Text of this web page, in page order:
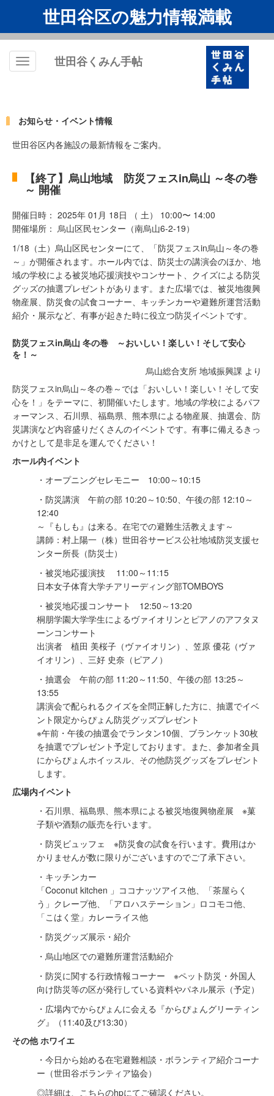
世田谷区の魅力情報満載
Toggle
世田谷くみん手帖
お知らせ・イベント情報
世田谷区内各施設の最新情報をご案内。
【終了】烏山地域 防災フェスin烏山 ～冬の巻
～ 開催
開催日時： 2025年 01月 18日 （ 土） 10:00〜 14:00
開催場所： 烏山区民センター（南烏山6-2-19）
1/18（土）烏山区民センターにて、「防災フェスin烏山～冬の巻
～」が開催されます。ホール内では、防災士の講演会のほか、地
域の学校による被災地応援演技やコンサート、クイズによる防災
グッズの抽選プレゼントがあります。また広場では、被災地復興
物産展、防災食の試食コーナー、キッチンカーや避難所運営活動
紹介・展示など、有事が起きた時に役立つ防災イベントです。
防災フェスin烏山 冬の巻 ～おいしい！楽しい！そして安心
を！～
烏山総合支所 地域振興課 より
防災フェスin烏山～冬の巻～では「おいしい！楽しい！そして安
心を！」をテーマに、初開催いたします。地域の学校によるパフ
ォーマンス、石川県、福島県、熊本県による物産展、抽選会、防
災講演など内容盛りだくさんのイベントです。有事に備えるきっ
かけとして是非足を運んでください！
ホール内イベント
・オープニングセレモニー 10:00～10:15
・防災講演 午前の部 10:20～10:50、午後の部 12:10～
12:40
～『もしも』は来る。在宅での避難生活教えます～
講師：村上陽一（株）世田谷サービス公社地域防災支援セ
ンター所長（防災士）
・被災地応援演技 11:00～11:15
日本女子体育大学チアリーディング部TOMBOYS
・被災地応援コンサート 12:50～13:20
桐朋学園大学学生によるヴァイオリンとピアノのアフタヌ
ーンコンサート
出演者 植田 美桜子（ヴァイオリン）、笠原 優花（ヴァ
イオリン）、三好 史奈（ピアノ）
・抽選会 午前の部 11:20～11:50、午後の部 13:25～
13:55
講演会で配られるクイズを全問正解した方に、抽選でイベ
ント限定からぴょん防災グッズプレゼント
※午前・午後の抽選会でランタン10個、ブランケット30枚
を抽選でプレゼント予定しております。また、参加者全員
にからぴょんホイッスル、その他防災グッズをプレゼント
します。
広場内イベント
・石川県、福島県、熊本県による被災地復興物産展 ※菓
子類や酒類の販売を行います。
・防災ビュッフェ ※防災食の試食を行います。費用はか
かりませんが数に限りがございますのでご了承下さい。
・キッチンカー
「Coconut kitchen 」ココナッツアイス他、「茶屋らく
う」クレープ他、「アロハステーション」ロコモコ他、
「こはく堂」カレーライス他
・防災グッズ展示・紹介
・烏山地区での避難所運営活動紹介
・防災に関する行政情報コーナー ※ペット防災・外国人
向け防災等の区が発行している資料やパネル展示（予定）
・広場内でからぴょんに会える『からぴょんグリーティン
グ』（11:40及び13:30）
その他 ホワイエ
・今日から始める在宅避難相談・ボランティア紹介コーナ
ー（世田谷ボランティア協会）
◎詳細は、こちらのhpにてご確認ください。